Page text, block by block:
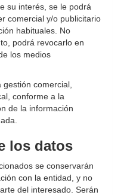
su interés, se le podrá
comercial y/o publicitario
habituales. No
podrá revocarlo en
los medios
comercial,
conforme a la
de la información
los datos
se conservarán
con la entidad, y no
del interesado. Serán